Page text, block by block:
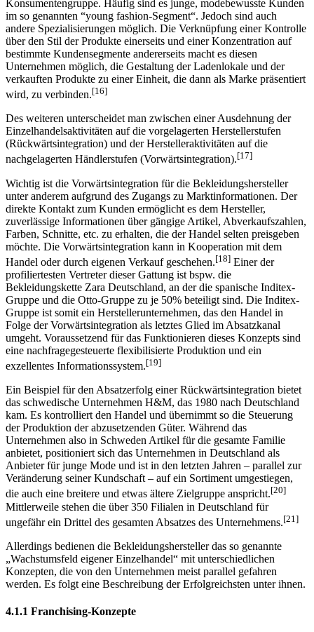
Konsumentengruppe. Häufig sind es junge, modebewusste Kunden
im so genannten “young fashion-Segment“. Jedoch sind auch
andere Spezialisierungen möglich. Die Verknüpfung einer Kontrolle
über den Stil der Produkte einerseits und einer Konzentration auf
bestimmte Kundensegmente andererseits macht es diesen
Unternehmen möglich, die Gestaltung der Ladenlokale und der
verkauften Produkte zu einer Einheit, die dann als Marke präsentiert
wird, zu verbinden.[16]
Des weiteren unterscheidet man zwischen einer Ausdehnung der
Einzelhandelsaktivitäten auf die vorgelagerten Herstellerstufen
(Rückwärtsintegration) und der Herstelleraktivitäten auf die
nachgelagerten Händlerstufen (Vorwärtsintegration).[17]
Wichtig ist die Vorwärtsintegration für die Bekleidungshersteller
unter anderem aufgrund des Zugangs zu Marktinformationen. Der
direkte Kontakt zum Kunden ermöglicht es dem Hersteller,
zuverlässige Informationen über gängige Artikel, Abverkaufszahlen,
Farben, Schnitte, etc. zu erhalten, die der Handel selten preisgeben
möchte. Die Vorwärtsintegration kann in Kooperation mit dem
Handel oder durch eigenen Verkauf geschehen.[18] Einer der
profiliertesten Vertreter dieser Gattung ist bspw. die
Bekleidungskette Zara Deutschland, an der die spanische Inditex-
Gruppe und die Otto-Gruppe zu je 50% beteiligt sind. Die Inditex-
Gruppe ist somit ein Herstellerunternehmen, das den Handel in
Folge der Vorwärtsintegration als letztes Glied im Absatzkanal
umgeht. Voraussetzend für das Funktionieren dieses Konzepts sind
eine nachfragegesteuerte flexibilisierte Produktion und ein
exzellentes Informationssystem.[19]
Ein Beispiel für den Absatzerfolg einer Rückwärtsintegration bietet
das schwedische Unternehmen H&M, das 1980 nach Deutschland
kam. Es kontrolliert den Handel und übernimmt so die Steuerung
der Produktion der abzusetzenden Güter. Während das
Unternehmen also in Schweden Artikel für die gesamte Familie
anbietet, positioniert sich das Unternehmen in Deutschland als
Anbieter für junge Mode und ist in den letzten Jahren – parallel zur
Veränderung seiner Kundschaft – auf ein Sortiment umgestiegen,
die auch eine breitere und etwas ältere Zielgruppe anspricht.[20]
Mittlerweile stehen die über 350 Filialen in Deutschland für
ungefähr ein Drittel des gesamten Absatzes des Unternehmens.[21]
Allerdings bedienen die Bekleidungshersteller das so genannte
„Wachstumsfeld eigener Einzelhandel“ mit unterschiedlichen
Konzepten, die von den Unternehmen meist parallel gefahren
werden. Es folgt eine Beschreibung der Erfolgreichsten unter ihnen.
4.1.1 Franchising-Konzepte